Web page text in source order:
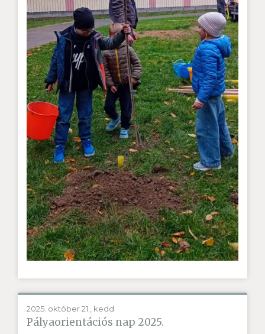
2025. október 21., kedd
Pályaorientációs nap 2025.